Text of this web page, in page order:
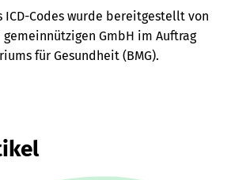
ICD-Codes wurde bereitgestellt von
gemeinnützigen GmbH im Auftrag
für Gesundheit (BMG).